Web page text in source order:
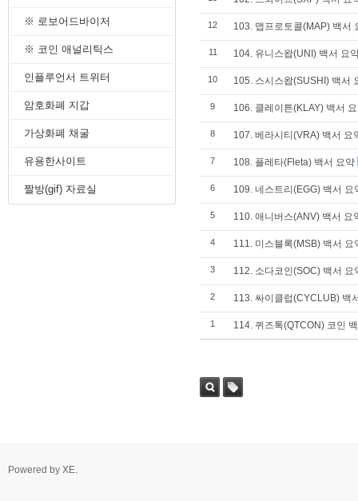
2. 캔들 패턴(2)
3. 캔들 패턴(3)
5. 캔들 패턴(5)
--------차트 패턴--------
1. 삼각수렴 패턴
3. 삼각수렴 패턴 종류
4. 쌍바닥 패턴
5. 데드 캣 바운스 패턴
6. 헤드 앤 숄더 패턴
7. 하모닉 패턴
8. 다우이론 패턴
9. 하이먼민스키 패턴
10. 엘리어트 파동
-------기술적 지표-------
1. MA - 이동평균선
2. MACD - 수렴확산지수
3. BOL - 볼린저밴드
5. FIBO - 피보나치되돌림
6. IKH - 일목평균표
9. STOCH - 스토캐스틱
※ 로보어드바이저
※ 코인 애널리틱스
인플루언서 트위터
암호화폐 지갑
가상화폐 채굴
유용한사이트
짤방(gif) 자료실
12 103. 맵프로토콜(MAP) 백서
11 104. 유니스왑(UNI) 백서 요
10 105. 스시스왑(SUSHI) 백서
9 106. 클레이튼(KLAY) 백서
8 107. 베라시티(VRA) 백서 요
7 108. 플레타(Fleta) 백서 요약
6 109. 네스트리(EGG) 백서 요
5 110. 애니버스(ANV) 백서 요
4 111. 미스블록(MSB) 백서 요
3 112. 소다코인(SOC) 백서 요
2 113. 싸이클럽(CYCLUB) 백
1 114. 퀴즈톡(QTCON) 코인
Powered by XE.